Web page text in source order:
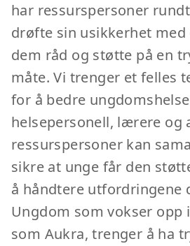
har ressurspersoner
drøfte sin usikkerhet med
dem råd og støtte på en
måte. Vi trenger et felles
for å bedre
helsepersonell, lærere og
ressurspersoner kan
sikre at unge får den
å håndtere utfordringene
Ungdom som vokser opp
som Aukra, trenger å ha